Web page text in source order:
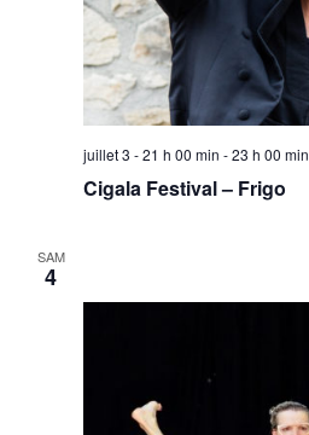
juillet 3 - 21 h 00 min -23 h 00 min
Cigala Festival – Frigo
SAM
4